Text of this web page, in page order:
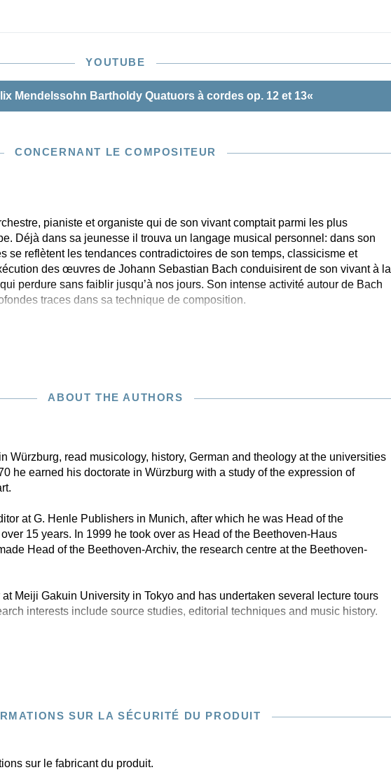
YOUTUBE
Mendelssohn Bartholdy Quatuors à cordes op. 12 et 13«
CONCERNANT LE COMPOSITEUR
pianiste et organiste qui de son vivant comptait parmi les plus
Déjà dans sa jeunesse il trouva un langage musical personnel: dans son
se reflètent les tendances contradictoires de son temps, classicisme et
des œuvres de Johann Sebastian Bach conduisirent de son vivant à la
perdure sans faiblir jusqu’à nos jours. Son intense activité autour de Bach
traces dans sa technique de composition.
ABOUT THE AUTHORS
Würzburg, read musicology, history, German and theology at the universities
he earned his doctorate in Würzburg with a study of the expression of
at G. Henle Publishers in Munich, after which he was Head of the
15 years. In 1999 he took over as Head of the Beethoven-Haus
Head of the Beethoven-Archiv, the research centre at the Beethoven-
Meiji Gakuin University in Tokyo and has undertaken several lecture tours
interests include source studies, editorial techniques and music history.
SUR LA SÉCURITÉ DU PRODUIT
sur le fabricant du produit.